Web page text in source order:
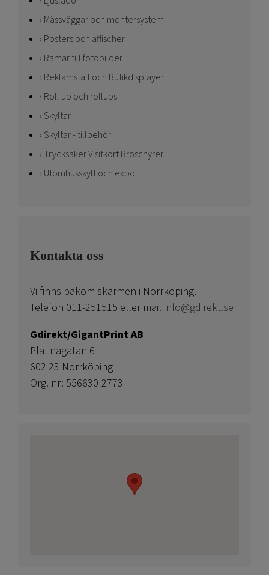
Mässväggar och montersystem
Posters och affischer
Ramar till fotobilder
Reklamställ och Butikdisplayer
Roll up och rollups
Skyltar
Skyltar - tillbehör
Trycksaker Visitkort Broschyrer
Utomhusskylt och expo
Kontakta oss
Vi finns bakom skärmen i Norrköping.
Telefon 011-251515 eller mail info@gdirekt.se
Gdirekt/GigantPrint AB
Platinagatan 6
602 23 Norrköping
Org. nr: 556630-2773